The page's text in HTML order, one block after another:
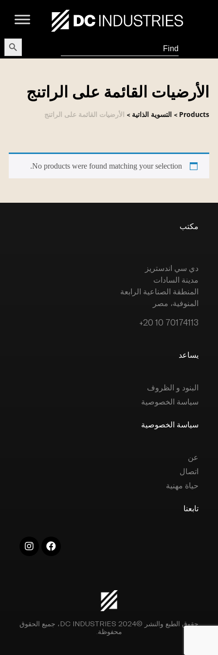
Search
for:
Button
الأرضيات القائمة على الراتنج
Products
> التسوية الذاتية > الأرضيات القائمة على الراتنج
No products were found matching your selection.
مكتب
دي سي اندستريز
مدينة السادات
المنطقة الصناعية الرابعة
المنوفية، مصر
+20 10 70174113
يساعد
البنود و الظروف
سياسة الخصوصية
سياسة الخصوصية
عن
اتصال
حياة مهنية
تابعنا
حقوق الطبع والنشر ©2024 DC INDUSTRIES، جميع الحقوق
محفوظة.